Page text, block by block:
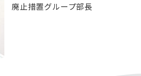
廃止措置グループ部長